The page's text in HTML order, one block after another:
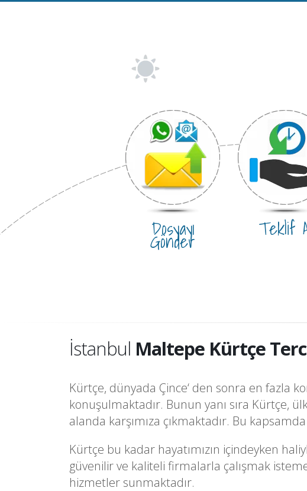
Dosyayı
Gönder Teklif
İstanbul Maltepe Kürtçe
Kürtçe, dünyada Çince‘ den sonra en fazla
konuşulmaktadır. Bunun yanı sıra Kürtçe,
alanda karşımıza çıkmaktadır. Bu
Kürtçe bu kadar hayatımızın içindeyken
güvenilir ve kaliteli firmalarla çalışmak
hizmetler sunmaktadır.